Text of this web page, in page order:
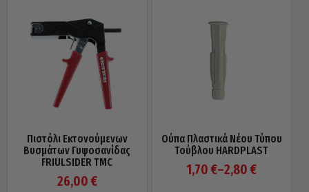
Πιστόλι Εκτονούμενων
Βυσμάτων Γυψοσανίδας
FRIULSIDER TMC
26,00 €
Ούπα Πλαστικά Νέου Τύπου
Τούβλου HARDPLAST
1,70€–2,80€
Price